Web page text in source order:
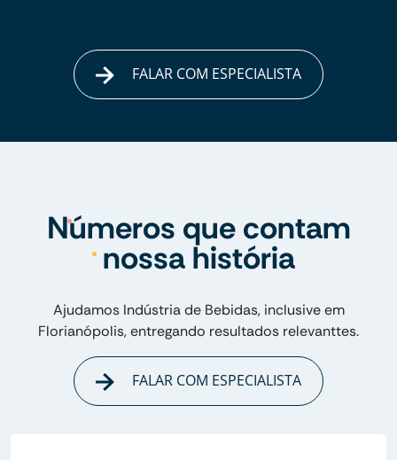
FALAR COM ESPECIALISTA
Números que contam
nossa história
Ajudamos Indústria de Bebidas, inclusive em
Florianópolis, entregando resultados relevanttes.
FALAR COM ESPECIALISTA